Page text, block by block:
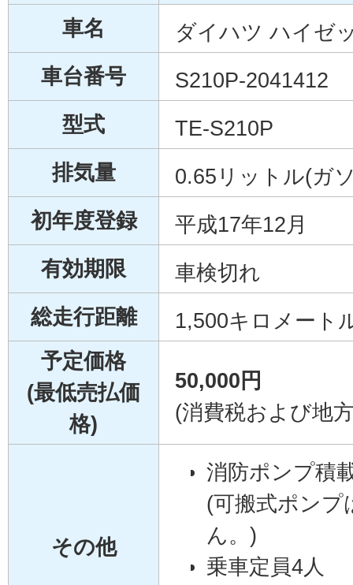
車名
ダイハツ ハイゼ
車台番号
S210P-2041412
型式
TE-S210P
排気量
0.65リットル(ガ
初年度登録
平成17年12月
有効期限
車検切れ
総走行距離
1,500キロメート
予定価格
(最低売払価
格)
50,000円
(消費税および地
その他
消防ポンプ積
(可搬式ポンプ
ん。)
乗車定員4人